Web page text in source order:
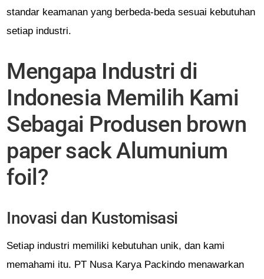
standar keamanan yang berbeda-beda sesuai kebutuhan
setiap industri.
Mengapa Industri di
Indonesia Memilih Kami
Sebagai Produsen brown
paper sack Alumunium
foil?
Inovasi dan Kustomisasi
Setiap industri memiliki kebutuhan unik, dan kami
memahami itu. PT Nusa Karya Packindo menawarkan